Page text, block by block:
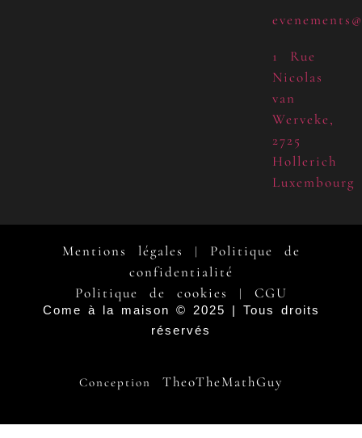
1 Rue
Nicolas
van
Werveke,
2725
Hollerich
Luxembourg
Mentions légales | Politique de
confidentialité
Politique de cookies
| CGU
Come à la maison © 2025 | Tous droits
réservés
Conception TheoTheMathGuy